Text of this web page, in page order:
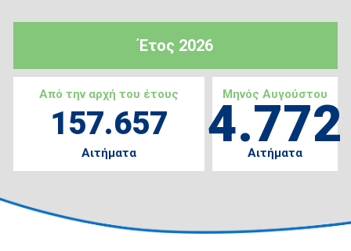
Έτος 2026
Από την αρχή του έτους
157.657
Αιτήματα
Μηνός Αυγούστου
4.772
Αιτήματα